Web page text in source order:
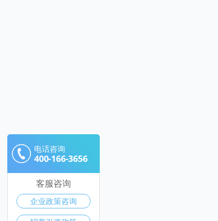
电话咨询
400-166-3656
客服咨询
企业政策咨询